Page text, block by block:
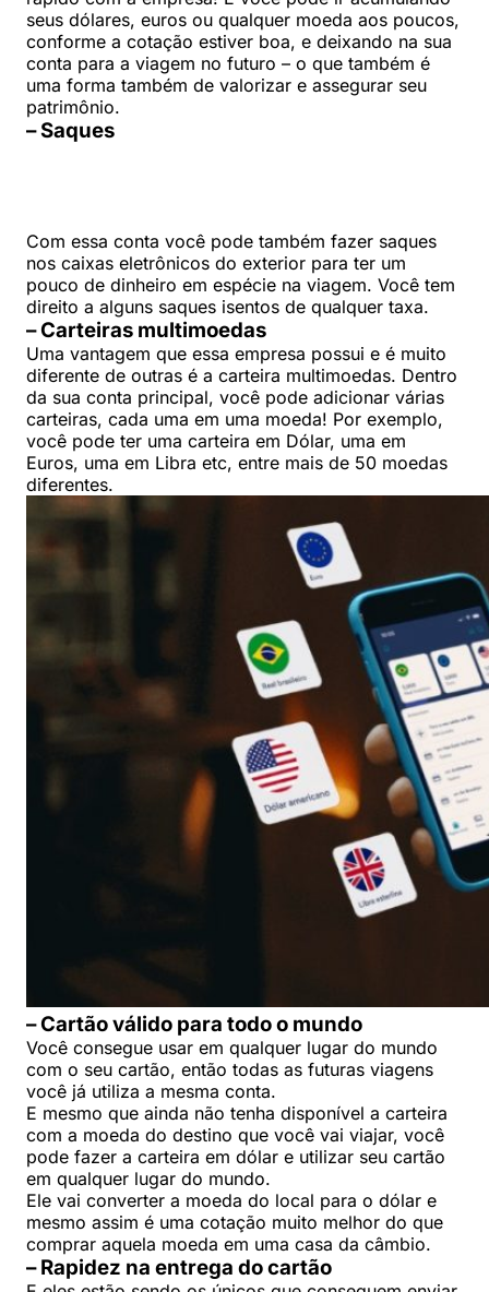
seus dólares, euros ou qualquer moeda aos poucos,
conforme a cotação estiver boa, e deixando na sua
conta para a viagem no futuro – o que também é
uma forma também de valorizar e assegurar seu
patrimônio.
– Saques
Com essa conta você pode também fazer saques
nos caixas eletrônicos do exterior para ter um
pouco de dinheiro em espécie na viagem. Você tem
direito a alguns saques isentos de qualquer taxa.
– Carteiras multimoedas
Uma vantagem que essa empresa possui e é muito
diferente de outras é a carteira multimoedas. Dentro
da sua conta principal, você pode adicionar várias
carteiras, cada uma em uma moeda! Por exemplo,
você pode ter uma carteira em Dólar, uma em
Euros, uma em Libra etc, entre mais de 50 moedas
diferentes.
– Cartão válido para todo o mundo
Você consegue usar em qualquer lugar do mundo
com o seu cartão, então todas as futuras viagens
você já utiliza a mesma conta.
E mesmo que ainda não tenha disponível a carteira
com a moeda do destino que você vai viajar, você
pode fazer a carteira em dólar e utilizar seu cartão
em qualquer lugar do mundo.
Ele vai converter a moeda do local para o dólar e
mesmo assim é uma cotação muito melhor do que
comprar aquela moeda em uma casa da câmbio.
– Rapidez na entrega do cartão